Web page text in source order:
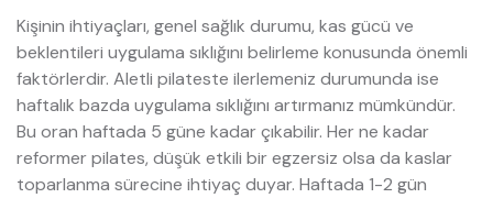
Kişinin ihtiyaçları, genel sağlık durumu, kas gücü ve
beklentileri uygulama sıklığını belirleme konusunda önemli
faktörlerdir. Aletli pilateste ilerlemeniz durumunda ise
haftalık bazda uygulama sıklığını artırmanız mümkündür.
Bu oran haftada 5 güne kadar çıkabilir. Her ne kadar
reformer pilates, düşük etkili bir egzersiz olsa da kaslar
toparlanma sürecine ihtiyaç duyar. Haftada 1-2 gün